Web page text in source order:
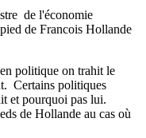
de l'économie
de Francois Hollande
politique on trahit le
Certains politiques
et pourquoi pas lui.
de Hollande au cas où